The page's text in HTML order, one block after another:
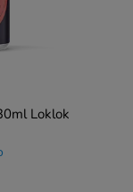
Loklok